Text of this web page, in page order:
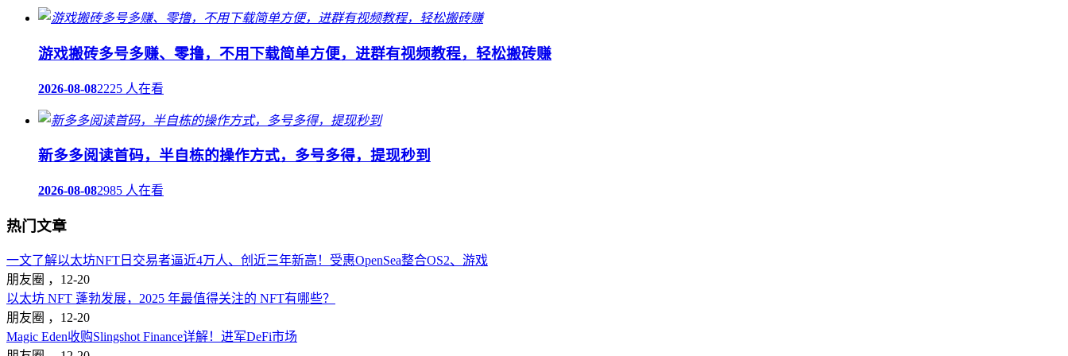
游戏搬砖多号多赚、零撸，不用下载简单方便，进群有视频教程，轻松搬砖赚
2026-08-082225 人在看
新多多阅读首码，半自栋的操作方式，多号多得，提现秒到
2026-08-082985 人在看
热门文章
一文了解以太坊NFT日交易者逼近4万人、创近三年新高！受惠OpenSea整合OS2、游戏
朋友圈 ， 12-20
以太坊 NFT 蓬勃发展，2025 年最值得关注的 NFT有哪些？
朋友圈 ， 12-20
Magic Eden收购Slingshot Finance详解！进军DeFi市场